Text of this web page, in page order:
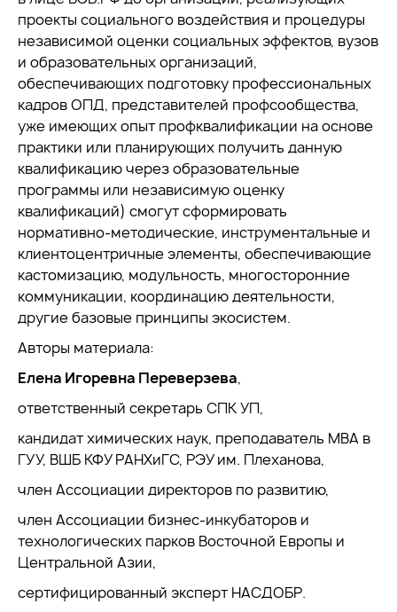
проекты социального воздействия и процедуры
независимой оценки социальных эффектов, вузов
и образовательных организаций,
обеспечивающих подготовку профессиональных
кадров ОПД, представителей профсообщества,
уже имеющих опыт профквалификации на основе
практики или планирующих получить данную
квалификацию через образовательные
программы или независимую оценку
квалификаций) смогут сформировать
нормативно-методические, инструментальные и
клиентоцентричные элементы, обеспечивающие
кастомизацию, модульность, многосторонние
коммуникации, координацию деятельности,
другие базовые принципы экосистем.
Авторы материала:
Елена Игоревна Переверзева,
ответственный секретарь СПК УП,
кандидат химических наук, преподаватель МВА в
ГУУ, ВШБ КФУ РАНХиГС, РЭУ им. Плеханова,
член Ассоциации директоров по развитию,
член Ассоциации бизнес-инкубаторов и
технологических парков Восточной Европы и
Центральной Азии,
сертифицированный эксперт НАСДОБР.